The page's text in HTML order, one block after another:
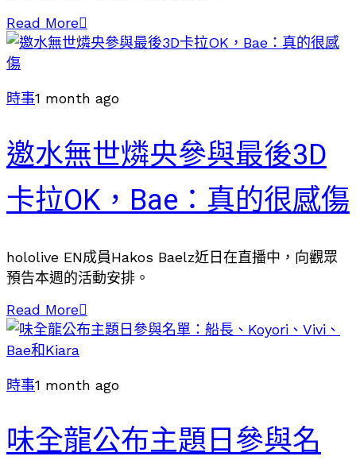
Read More
時事1 month ago
邀水無世燐央參與最後3D
卡拉OK，Bae：真的很感傷
hololive EN成員Hakos Baelz近日在直播中，向觀眾
預告本週的活動安排。
Read More
時事1 month ago
味全龍公布主題日參與名